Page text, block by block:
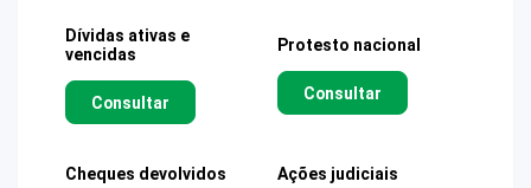
Dívidas ativas e
vencidas
Consultar
Protesto nacional
Consultar
Cheques devolvidos Ações judiciais